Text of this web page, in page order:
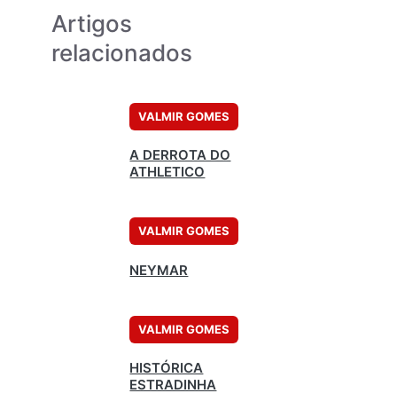
Artigos
relacionados
VALMIR GOMES
A DERROTA DO
ATHLETICO
VALMIR GOMES
NEYMAR
VALMIR GOMES
HISTÓRICA
ESTRADINHA